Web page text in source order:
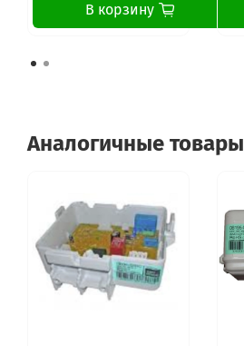
В корзину
Аналогичные товары